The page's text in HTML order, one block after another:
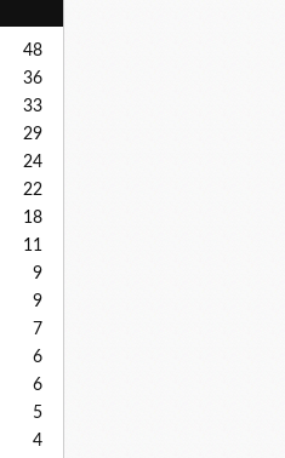
48
36
33
29
24
22
18
11
9
9
7
6
6
5
4